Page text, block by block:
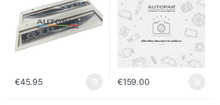
€45.95 €159.00